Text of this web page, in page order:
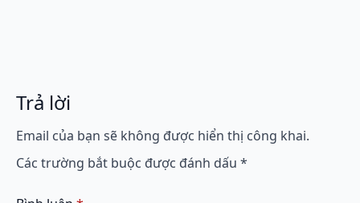
Trả lời
Email của bạn sẽ không được hiển thị công khai.
Các trường bắt buộc được đánh dấu *